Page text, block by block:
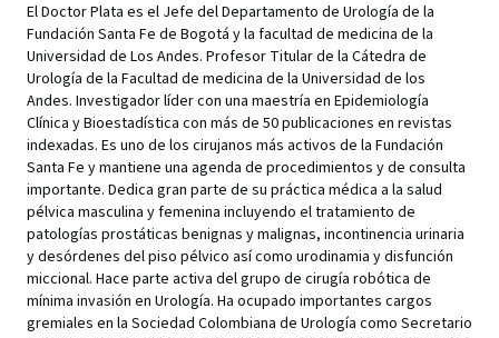
El Doctor Plata es el Jefe del Departamento de Urología de la
Fundación Santa Fe de Bogotá y la facultad de medicina de la
Universidad de Los Andes. Profesor Titular de la Cátedra de
Urología de la Facultad de medicina de la Universidad de los
Andes. Investigador líder con una maestría en Epidemiología
Clínica y Bioestadística con más de 50 publicaciones en revistas
indexadas. Es uno de los cirujanos más activos de la Fundación
Santa Fe y mantiene una agenda de procedimientos y de consulta
importante. Dedica gran parte de su práctica médica a la salud
pélvica masculina y femenina incluyendo el tratamiento de
patologías prostáticas benignas y malignas, incontinencia urinaria
y desórdenes del piso pélvico así como urodinamia y disfunción
miccional. Hace parte activa del grupo de cirugía robótica de
mínima invasión en Urología. Ha ocupado importantes cargos
gremiales en la Sociedad Colombiana de Urología como Secretario